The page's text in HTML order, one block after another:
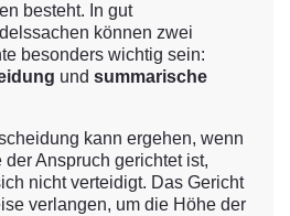
besteht. In gut
können zwei
besonders wichtig sein:
und summarische
kann ergehen, wenn
Anspruch gerichtet ist,
nicht verteidigt. Das Gericht
verlangen, um die Höhe der